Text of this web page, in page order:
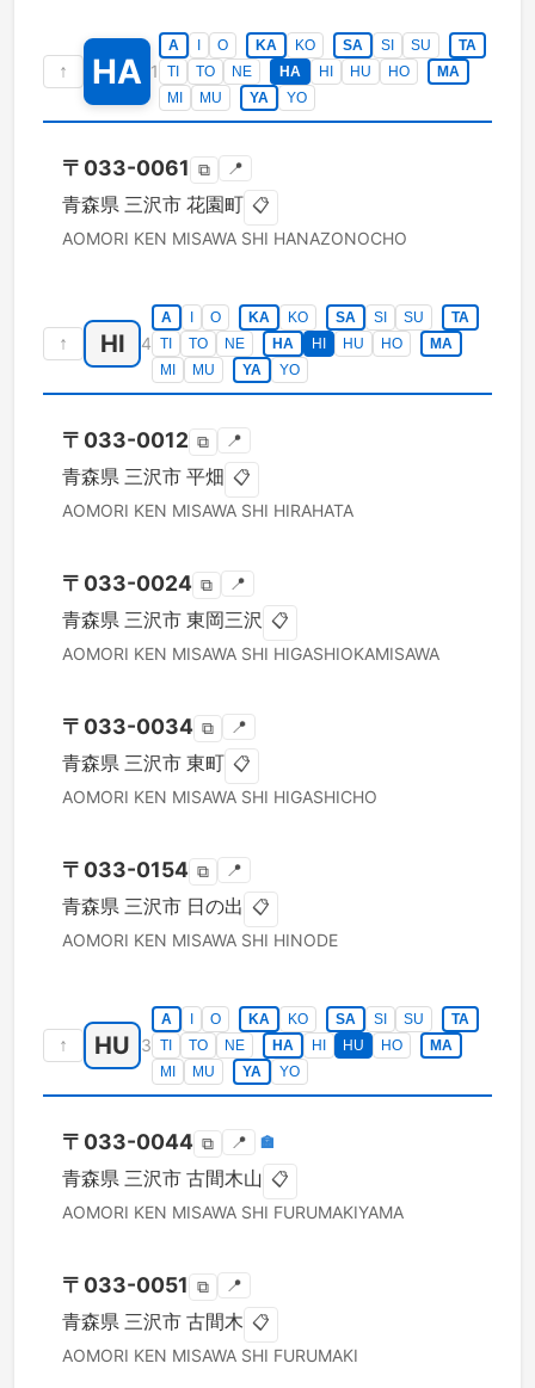
↑ HA 1
A O KA KO SA SI SU
TA
TI
TO NE HA HI HU HO
MA
MI
MU YA YO
〒 033-0061 ⧉ 📍
青森県 三沢市 花園町 📋
AOMORI KEN MISAWA SHI HANAZONOCHO
↑ HI 4
A O KA KO SA SI SU
TA
TI
TO NE HA HI HU HO
MA
MI
MU YA YO
〒 033-0012 ⧉ 📍
青森県 三沢市 平畑 📋
AOMORI KEN MISAWA SHI HIRAHATA
〒 033-0024 ⧉ 📍
青森県 三沢市 東岡三沢 📋
AOMORI KEN MISAWA SHI HIGASHIOKAMISAWA
〒 033-0034 ⧉ 📍
青森県 三沢市 東町 📋
AOMORI KEN MISAWA SHI HIGASHICHO
〒 033-0154 ⧉ 📍
青森県 三沢市 日の出 📋
AOMORI KEN MISAWA SHI HINODE
↑ HU 3
A O KA KO SA SI SU
TA
TI
TO NE HA HI HU HO
MA
MI
MU YA YO
〒 033-0044 ⧉ 📍 🏣
青森県 三沢市 古間木山 📋
AOMORI KEN MISAWA SHI FURUMAKIYAMA
〒 033-0051 ⧉ 📍
青森県 三沢市 古間木 📋
AOMORI KEN MISAWA SHI FURUMAKI